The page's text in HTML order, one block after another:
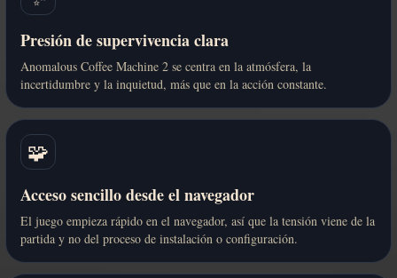
Presión de supervivencia clara
Anomalous Coffee Machine 2 se centra en la atmósfera, la
incertidumbre y la inquietud, más que en la acción constante.
🧩
Acceso sencillo desde el navegador
El juego empieza rápido en el navegador, así que la tensión viene de la
partida y no del proceso de instalación o configuración.